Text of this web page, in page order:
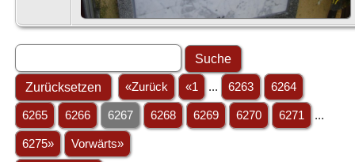
«Zurück «1 ... 6263 6264
6265 6266 6267 6268 6269 6270 6271 ...
6275» Vorwärts»